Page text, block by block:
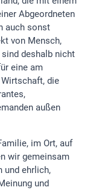
Abgeordneten
auch sonst
von Mensch,
deshalb nicht
eine am
die
außen
im Ort, auf
wir gemeinsam
und ehrlich,
und